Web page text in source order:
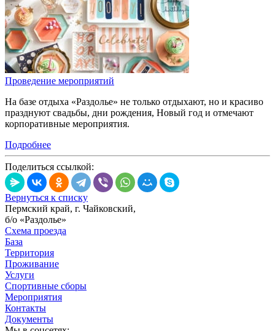
Проведение мероприятий
На базе отдыха «Раздолье» не только отдыхают, но и красиво
празднуют свадьбы, дни рождения, Новый год и отмечают
корпоративные мероприятия.
Подробнее
Поделиться ссылкой:
Вернуться к списку
Пермский край, г. Чайковский,
б/о «Раздолье»
Схема проезда
База
Территория
Проживание
Услуги
Спортивные сборы
Мероприятия
Контакты
Документы